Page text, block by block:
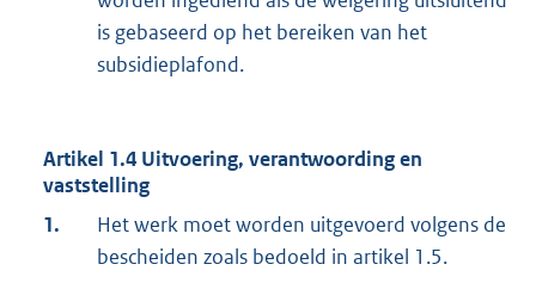
is gebaseerd op het bereiken van het
subsidieplafond.
Artikel 1.4 Uitvoering, verantwoording en
vaststelling
1.
Het werk moet worden uitgevoerd volgens de
bescheiden zoals bedoeld in artikel 1.5.